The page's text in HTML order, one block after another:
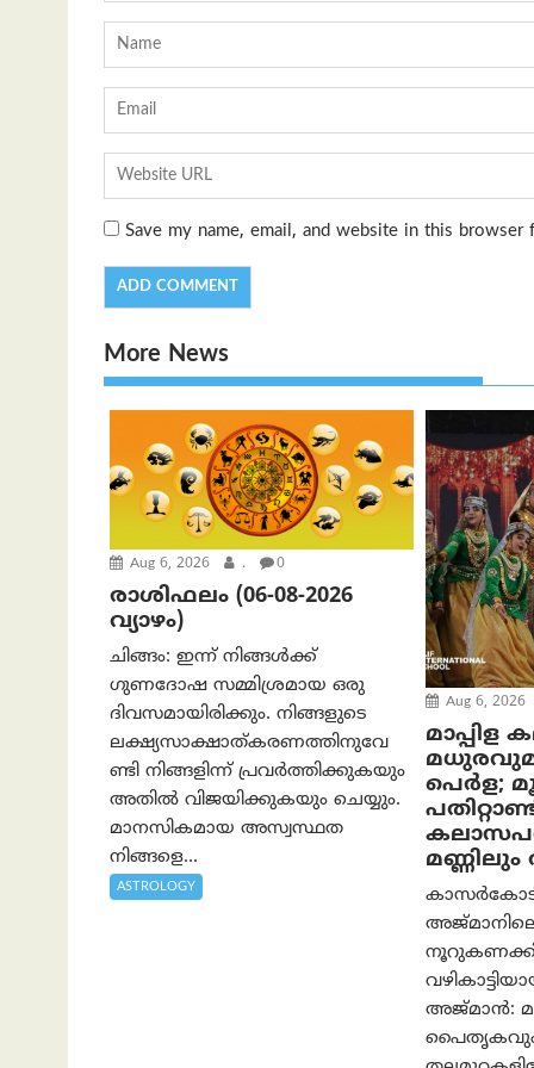
Save my name, email, and website in this
More News
Aug 6, 2026 . 0
രാശിഫലം (06-08-2026
വ്യാഴം)
ചിങ്ങം: ഇന്ന് നിങ്ങൾക്ക്
ഗുണദോഷ സമ്മിശ്രമായ ഒരു
ദിവസമായിരിക്കും. നിങ്ങളുടെ
ലക്ഷ്യസാക്ഷാത്കരണത്തിനുവേ
ണ്ടി നിങ്ങളിന്ന് പ്രവർത്തിക്കുകയും
അതില്‍ വിജയിക്കുകയും ചെയ്യും.
മാനസികമായ അസ്വസ്ഥത
നിങ്ങളെ...
ASTROLOGY
Aug 6, 2026
മാപ്പിള
പെർള;
മണ്ണിലും
അജ്മാൻ:
പൈതൃകവും